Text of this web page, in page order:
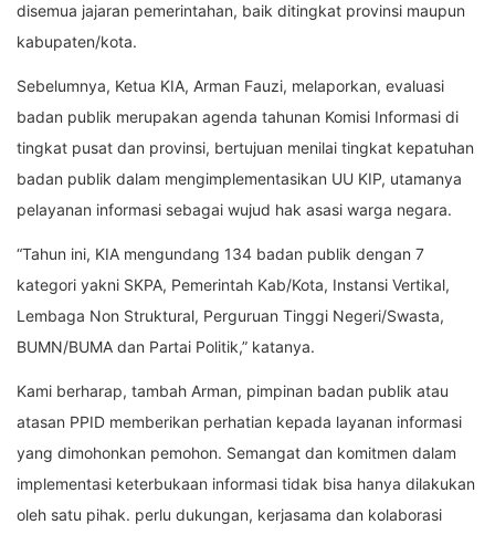
disemua jajaran pemerintahan, baik ditingkat provinsi maupun
kabupaten/kota.
Sebelumnya, Ketua KIA, Arman Fauzi, melaporkan, evaluasi
badan publik merupakan agenda tahunan Komisi Informasi di
tingkat pusat dan provinsi, bertujuan menilai tingkat kepatuhan
badan publik dalam mengimplementasikan UU KIP, utamanya
pelayanan informasi sebagai wujud hak asasi warga negara.
“Tahun ini, KIA mengundang 134 badan publik dengan 7
kategori yakni SKPA, Pemerintah Kab/Kota, Instansi Vertikal,
Lembaga Non Struktural, Perguruan Tinggi Negeri/Swasta,
BUMN/BUMA dan Partai Politik,” katanya.
Kami berharap, tambah Arman, pimpinan badan publik atau
atasan PPID memberikan perhatian kepada layanan informasi
yang dimohonkan pemohon. Semangat dan komitmen dalam
implementasi keterbukaan informasi tidak bisa hanya dilakukan
oleh satu pihak. perlu dukungan, kerjasama dan kolaborasi